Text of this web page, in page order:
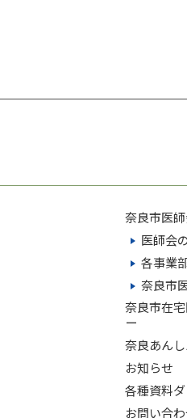
奈良市医
医師会
各事業
奈良市
奈良市在
ー
奈良あんし
お知らせ
各種資料
お問い合